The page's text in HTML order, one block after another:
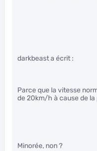
darkbeast a écrit :
Parce que la vitesse
de 20km/h à cause de la
Minorée, non ?